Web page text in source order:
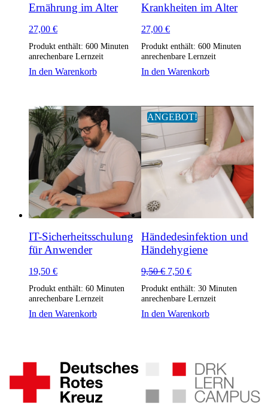
Ernährung im Alter
27,00 €
Produkt enthält: 600 Minuten
anrechenbare Lernzeit
In den Warenkorb
Krankheiten im Alter
27,00€
Produkt enthält: 600Minuten
anrechenbare Lernzeit
In den Warenkorb
IT-Sicherheitsschulung
für Anwender
19,50 €
Produkt enthält: 60 Minuten
anrechenbare Lernzeit
In den Warenkorb
ANGEBOT!
Händedesinfektion und
Händehygiene
9,50€ Ursprünglicher
war:
9,50 €
7,50€Aktueller
ist:
7,50 €.
Produkt enthält: 30Minuten
anrechenbare Lernzeit
In den Warenkorb